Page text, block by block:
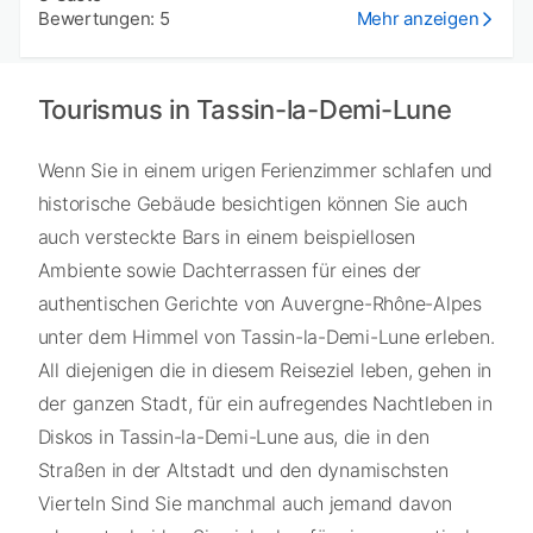
Bewertungen: 5
Mehr anzeigen
Tourismus in Tassin-la-Demi-Lune
Wenn Sie in einem urigen Ferienzimmer schlafen und
historische Gebäude besichtigen können Sie auch
auch versteckte Bars in einem beispiellosen
Ambiente sowie Dachterrassen für eines der
authentischen Gerichte von Auvergne-Rhône-Alpes
unter dem Himmel von Tassin-la-Demi-Lune erleben.
All diejenigen die in diesem Reiseziel leben, gehen in
der ganzen Stadt, für ein aufregendes Nachtleben in
Diskos in Tassin-la-Demi-Lune aus, die in den
Straßen in der Altstadt und den dynamischsten
Vierteln Sind Sie manchmal auch jemand davon